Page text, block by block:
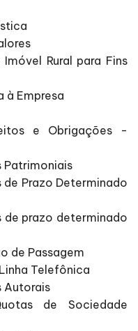
Rural para Fins
à Empresa
e Obrigações -
Patrimoniais
Prazo Determinado
prazo determinado
de Passagem
Telefônica
Autorais
de Sociedade